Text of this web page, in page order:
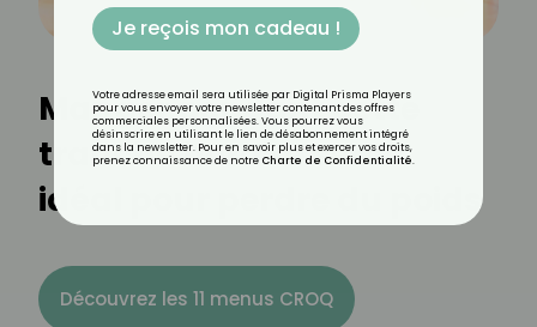
Manger pendant cette
tranche horaire serait
idéal pour perdre du poids
Découvrez les 11 menus CROQ
Je reçois mon cadeau !
Votre adresse email sera utilisée par Digital Prisma Players
pour vous envoyer votre newsletter contenant des offres
commerciales personnalisées. Vous pourrez vous
désinscrire en utilisant le lien de désabonnement intégré
dans la newsletter. Pour en savoir plus et exercer vos droits,
prenez connaissance de notre Charte de Confidentialité.